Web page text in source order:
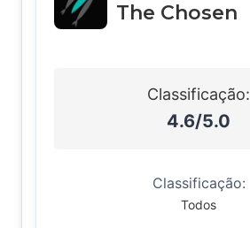
The Chosen
Classificação:
4.6/5.0
Classificação:
Todos